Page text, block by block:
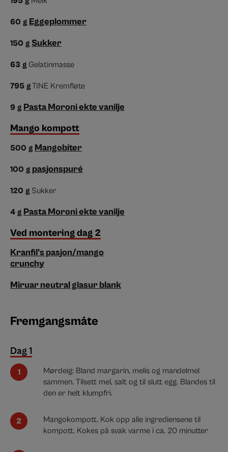
60 g Eggeplommer
150 g Sukker
63 g Gelatinmasse
795 gTINE Kremfløte
9 g Pasta Moroni ekte vanilje
Mango kompott
500 g Mangobiter
100 g pasjonspuré
120 g Sukker
4 g Pasta Moroni ekte vanilje
Ved montering dag 2
Kranfil’s pasjon/mango
crunchy
Miruar neutral glasur blank
Fremgangsmåte
Dag 1
Mørdeig: Bland margarin, melis og mandelmel
sammen. Tilsett mel, salt og til slutt egg. Blandes til
den er helt klumpfri.
Mangokompott. Kok opp alle ingrediensene til
kompott. Kokes på svak varme i ca. 20 minutter